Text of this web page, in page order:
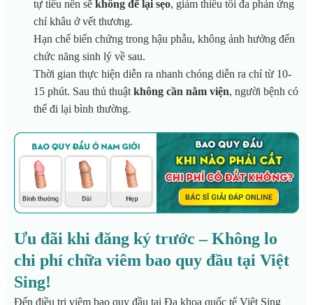
tự tiêu nên sẽ không để lại sẹo, giảm thiểu tối đa phản ứng
chỉ khâu ở vết thương.
Hạn chế biến chứng trong hậu phẫu, không ảnh hưởng đến
chức năng sinh lý về sau.
Thời gian thực hiện diễn ra nhanh chóng diễn ra chỉ từ 10-
15 phút. Sau thủ thuật không cần nằm viện, người bệnh có
thể đi lại bình thường.
Ưu đãi khi đăng ký trước – Không lo
chi phí chữa viêm bao quy đầu tại Việt
Sing!
Đến điều trị viêm bao quy đầu tại Đa khoa quốc tế Việt Sing